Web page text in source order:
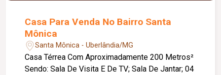
Casa Para Venda No Bairro Santa
Mônica
Santa Mônica - Uberlândia/MG
Casa Térrea Com Aproximadamente 200 Metros²
Sendo: Sala De Visita E De TV; Sala De Jantar; 04